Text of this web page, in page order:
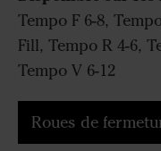
Tempo F 6-8,
Fill, Tempo R 4-6,
Tempo V 6-12
Roues de